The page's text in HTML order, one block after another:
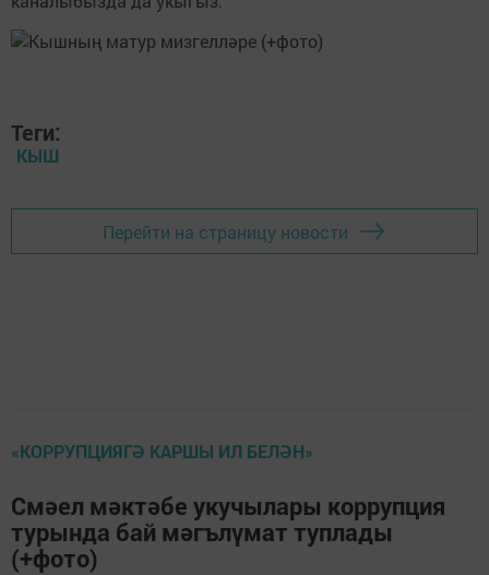
Теги:
КЫШ
Перейти на страницу новости
«КОРРУПЦИЯГӘ КАРШЫ ИЛ БЕЛӘН»
Смәел мәктәбе укучылары коррупция
турында бай мәгълүмат туплады
(+фото)